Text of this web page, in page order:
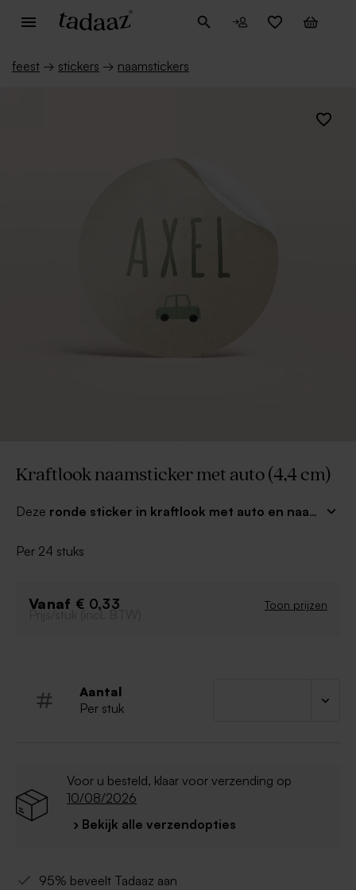
feest → stickers → naamstickers
Kraftlook naamsticker met auto (4,4 cm)
Deze ronde sticker in kraftlook met auto en naam
Met de naam van het feestbeest erop zijn de
Per 24 stuks
Vanaf € 0,33 Toon prijzen
Prijs/stuk (incl. BTW)
Aantal
Per stuk
Voor u besteld, klaar voor verzending op
10/08/2026
› Bekijk alle verzendopties
95% beveelt Tadaaz aan